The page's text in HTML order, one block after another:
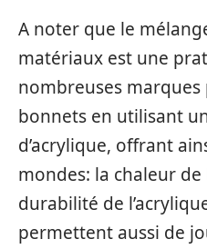
A noter que le
matériaux est une
nombreuses
bonnets en utilisant
d’acrylique, offrant
mondes: la chaleur
durabilité de
permettent aussi de